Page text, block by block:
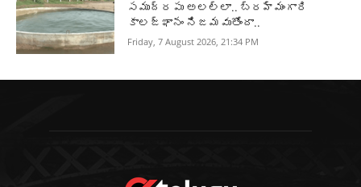
సముద్రపు అలల్లా.. బ్రహ్మంగారి
కాలజ్ఞానం నిజమవుతోందా..
Friday, 7 August 2026, 21:34 PM